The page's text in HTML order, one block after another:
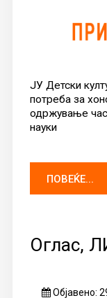
ЈУ Детски
потреба за
одржување
науки
ПОВЕЌЕ...
Оглас,
Објавено: